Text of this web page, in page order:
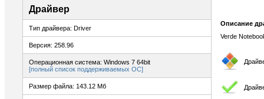
Драйвер
Тип драйвера: Driver
Версия: 258.96
Операционная система: Windows 7 64bit
[полный список поддерживаемых ОС]
Размер файла: 143.12 Мб
Описание
Verde